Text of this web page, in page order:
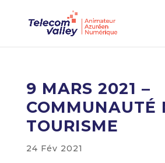
9 MARS 2021 –
COMMUNAUTÉ
TOURISME
24 Fév 2021